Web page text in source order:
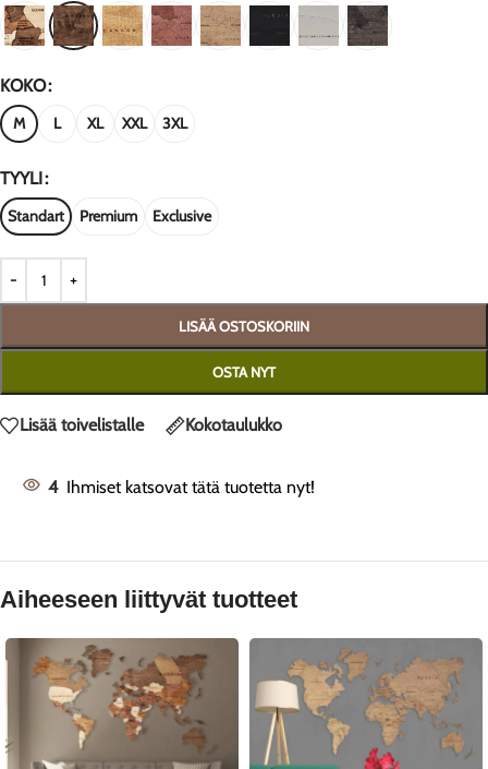
KOKO
M L XL XXL 3XL
TYYLI
Standart Premium Exclusive
LISÄÄ OSTOSKORIIN
OSTA NYT
Lisää toivelistalle Kokotaulukko
4 Ihmiset katsovat tätä tuotetta nyt!
Aiheeseen liittyvät tuotteet